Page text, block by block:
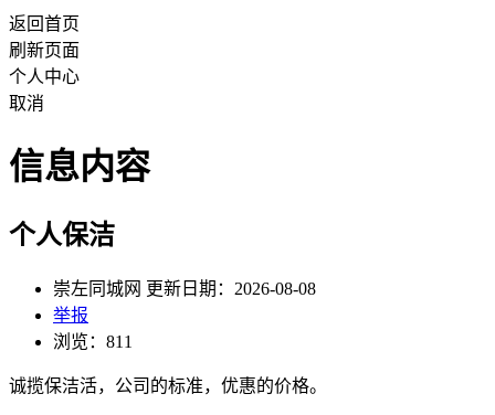
返回首页
刷新页面
个人中心
取消
信息内容
个人保洁
崇左同城网 更新日期：2026-08-08
举报
浏览：811
诚揽保洁活，公司的标准，优惠的价格。